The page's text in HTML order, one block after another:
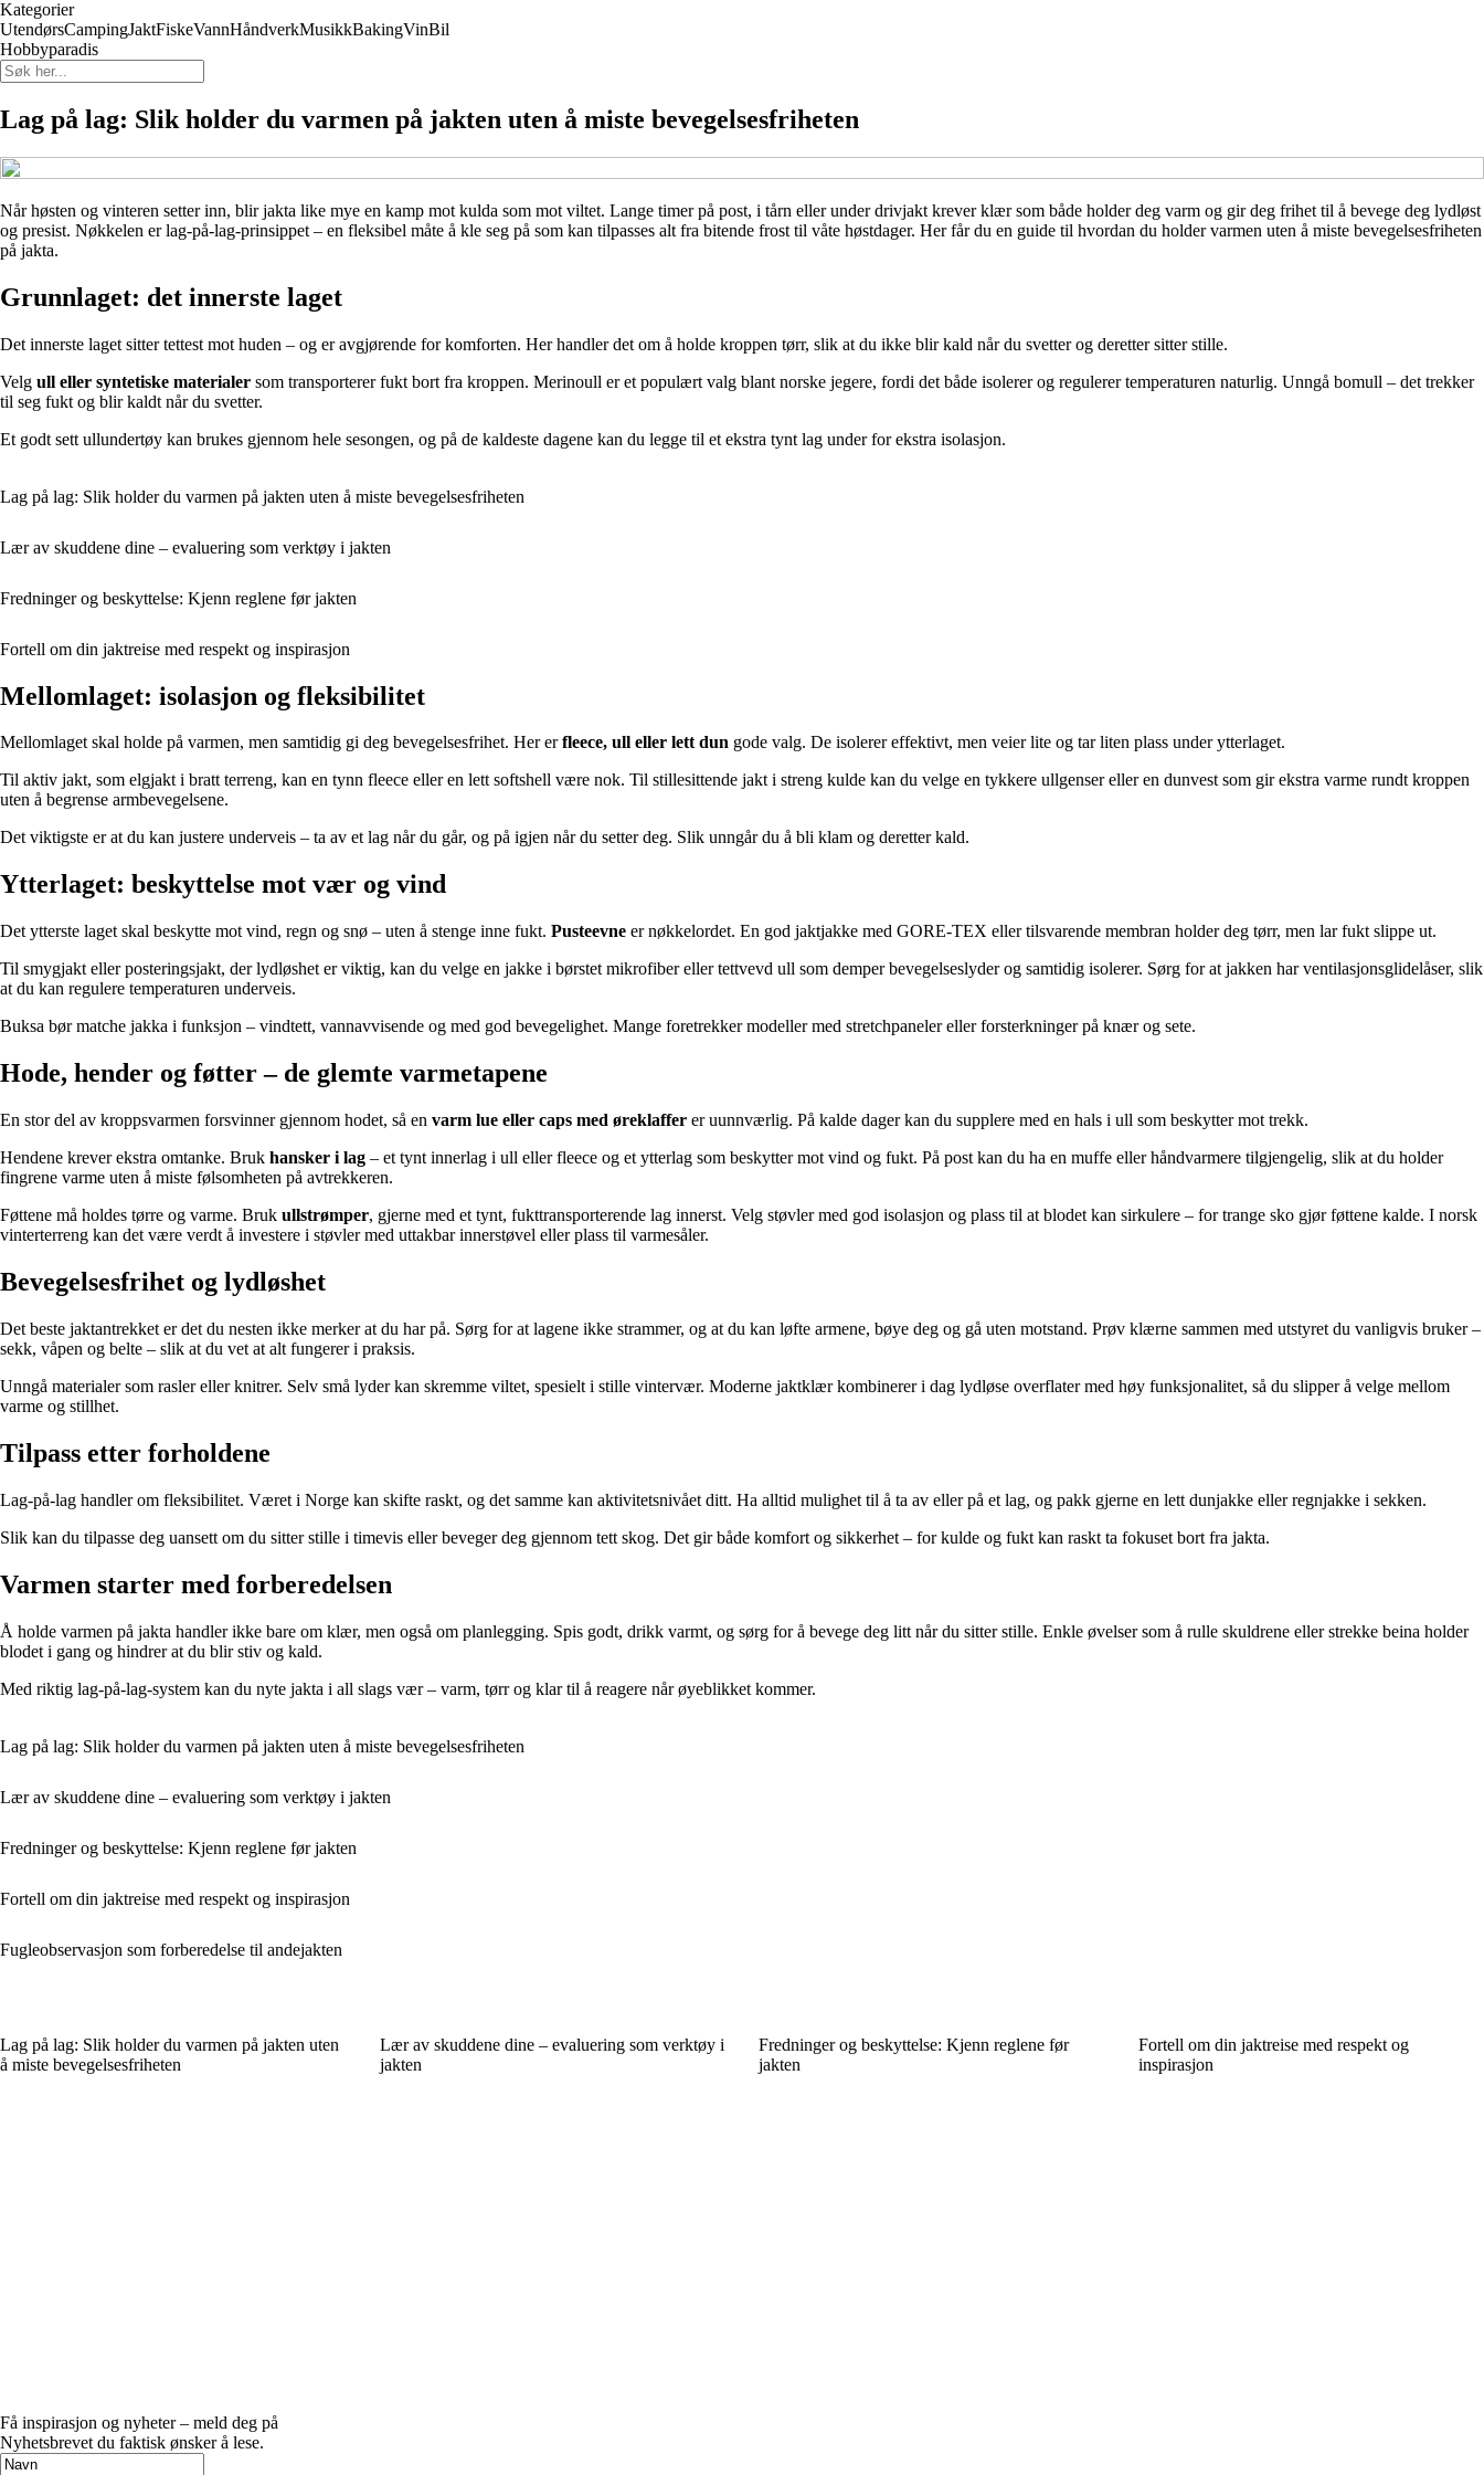
Kategorier
UtendørsCampingJaktFiskeVannHåndverkMusikkBakingVinBil
Hobbyparadis
Lag på lag: Slik holder du varmen på jakten uten å miste bevegelsesfriheten
Når høsten og vinteren setter inn, blir jakta like mye en kamp mot kulda som mot viltet. Lange timer på post, i tårn eller under drivjakt krever klær som både holder deg varm og gir deg frihet til å bevege deg lydløst
og presist. Nøkkelen er lag-på-lag-prinsippet – en fleksibel måte å kle seg på som kan tilpasses alt fra bitende frost til våte høstdager. Her får du en guide til hvordan du holder varmen uten å miste bevegelsesfriheten
på jakta.
Grunnlaget: det innerste laget
Det innerste laget sitter tettest mot huden – og er avgjørende for komforten. Her handler det om å holde kroppen tørr, slik at du ikke blir kald når du svetter og deretter sitter stille.
Velg ull eller syntetiske materialer som transporterer fukt bort fra kroppen. Merinoull er et populært valg blant norske jegere, fordi det både isolerer og regulerer temperaturen naturlig. Unngå bomull – det trekker
til seg fukt og blir kaldt når du svetter.
Et godt sett ullundertøy kan brukes gjennom hele sesongen, og på de kaldeste dagene kan du legge til et ekstra tynt lag under for ekstra isolasjon.
Lag på lag: Slik holder du varmen på jakten uten å miste bevegelsesfriheten
Lær av skuddene dine – evaluering som verktøy i jakten
Fredninger og beskyttelse: Kjenn reglene før jakten
Fortell om din jaktreise med respekt og inspirasjon
Mellomlaget: isolasjon og fleksibilitet
Mellomlaget skal holde på varmen, men samtidig gi deg bevegelsesfrihet. Her erfleece, ull eller lett dun gode valg. De isolerer effektivt, men veier lite og tar liten plass under ytterlaget.
Til aktiv jakt, som elgjakt i bratt terreng, kan en tynn fleece eller en lett softshell være nok. Til stillesittende jakt i streng kulde kan du velge en tykkere ullgenser eller en dunvest som gir ekstra varme rundt kroppen
uten å begrense armbevegelsene.
Det viktigste er at du kan justere underveis – ta av et lag når du går, og på igjen når du setter deg. Slik unngår du å bli klam og deretter kald.
Ytterlaget: beskyttelse mot vær og vind
Det ytterste laget skal beskytte mot vind, regn og snø – uten å stenge inne fukt. Pusteevne er nøkkelordet. En god jaktjakke med GORE-TEX eller tilsvarende membran holder deg tørr, men lar fukt slippe ut.
Til smygjakt eller posteringsjakt, der lydløshet er viktig, kan du velge en jakke i børstet mikrofiber eller tettvevd ull som demper bevegelseslyder og samtidig isolerer. Sørg for at jakken har ventilasjonsglidelåser, slik
at du kan regulere temperaturen underveis.
Buksa bør matche jakka i funksjon – vindtett, vannavvisende og med god bevegelighet. Mange foretrekker modeller med stretchpaneler eller forsterkninger på knær og sete.
Hode, hender og føtter – de glemte varmetapene
En stor del av kroppsvarmen forsvinner gjennom hodet, så en varm lue eller caps med øreklaffer er uunnværlig. På kalde dager kan du supplere med en hals i ull som beskytter mot trekk.
Hendene krever ekstra omtanke. Bruk hansker i lag – et tynt innerlag i ull eller fleece og et ytterlag som beskytter mot vind og fukt. På post kan du ha en muffe eller håndvarmere tilgjengelig, slik at du holder
fingrene varme uten å miste følsomheten på avtrekkeren.
Føttene må holdes tørre og varme. Bruk ullstrømper, gjerne med et tynt, fukttransporterende lag innerst. Velg støvler med god isolasjon og plass til at blodet kan sirkulere – for trange sko gjør føttene kalde. I norsk
vinterterreng kan det være verdt å investere i støvler med uttakbar innerstøvel eller plass til varmesåler.
Bevegelsesfrihet og lydløshet
Det beste jaktantrekket er det du nesten ikke merker at du har på. Sørg for at lagene ikke strammer, og at du kan løfte armene, bøye deg og gå uten motstand. Prøv klærne sammen med utstyret du vanligvis bruker –
sekk, våpen og belte – slik at du vet at alt fungerer i praksis.
Unngå materialer som rasler eller knitrer. Selv små lyder kan skremme viltet, spesielt i stille vintervær. Moderne jaktklær kombinerer i dag lydløse overflater med høy funksjonalitet, så du slipper å velge mellom
varme og stillhet.
Tilpass etter forholdene
Lag-på-lag handler om fleksibilitet. Været i Norge kan skifte raskt, og det samme kan aktivitetsnivået ditt. Ha alltid mulighet til å ta av eller på et lag, og pakk gjerne en lett dunjakke eller regnjakke i sekken.
Slik kan du tilpasse deg uansett om du sitter stille i timevis eller beveger deg gjennom tett skog. Det gir både komfort og sikkerhet – for kulde og fukt kan raskt ta fokuset bort fra jakta.
Varmen starter med forberedelsen
Å holde varmen på jakta handler ikke bare om klær, men også om planlegging. Spis godt, drikk varmt, og sørg for å bevege deg litt når du sitter stille. Enkle øvelser som å rulle skuldrene eller strekke beina holder
blodet i gang og hindrer at du blir stiv og kald.
Med riktig lag-på-lag-system kan du nyte jakta i all slags vær – varm, tørr og klar til å reagere når øyeblikket kommer.
Lag på lag: Slik holder du varmen på jakten uten å miste bevegelsesfriheten
Lær av skuddene dine – evaluering som verktøy i jakten
Fredninger og beskyttelse: Kjenn reglene før jakten
Fortell om din jaktreise med respekt og inspirasjon
Fugleobservasjon som forberedelse til andejakten
Lag på lag: Slik holder du varmen på jakten uten
å miste bevegelsesfriheten
Lær av skuddene dine – evaluering som verktøy i
jakten
Fredninger og beskyttelse: Kjenn reglene før
jakten
Fortell om din jaktreise med respekt og
inspirasjon
Få inspirasjon og nyheter – meld deg på
Nyhetsbrevet du faktisk ønsker å lese.